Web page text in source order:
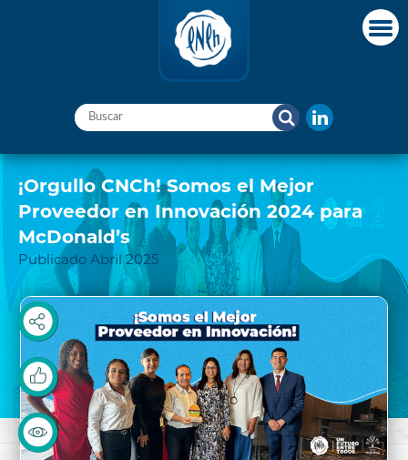
¡Orgullo CNCh! Somos el Mejor
Proveedor en Innovación 2024 para
McDonald’s
Publicado Abril 2025